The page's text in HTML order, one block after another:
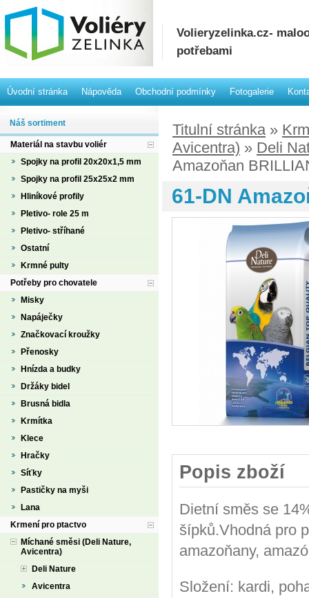
Volieryzelinka.cz-
potřebami
Úvodní stránka Nápověda Obchodní podmínky Fotogalerie
Titulní stránka»
Avicentra) » Deli
Amazoňan
61-DN
Popis zboží
Dietní směs se
šípků.Vhodná pro
amazoňany,
Složení: kardi,
Náš sortiment
Materiál na stavbu voliér
Spojky na profil 20x20x1,5 mm
Spojky na profil 25x25x2 mm
Hliníkové profily
Pletivo- role 25 m
Pletivo- stříhané
Ostatní
Krmné pulty
Potřeby pro chovatele
Misky
Napáječky
Značkovací kroužky
Přenosky
Hnízda a budky
Držáky bidel
Brusná bidla
Krmítka
Klece
Hračky
Síťky
Pastičky na myši
Lana
Krmení pro ptactvo
Míchané směsi (Deli Nature,
Avicentra)
Deli Nature
Avicentra